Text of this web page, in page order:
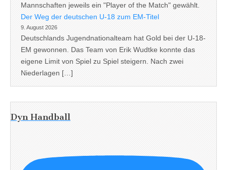
Mannschaften jeweils ein "Player of the Match" gewählt.
Der Weg der deutschen U-18 zum EM-Titel
9. August 2026
Deutschlands Jugendnationalteam hat Gold bei der U-18-
EM gewonnen. Das Team von Erik Wudtke konnte das
eigene Limit von Spiel zu Spiel steigern. Nach zwei
Niederlagen […]
Dyn Handball